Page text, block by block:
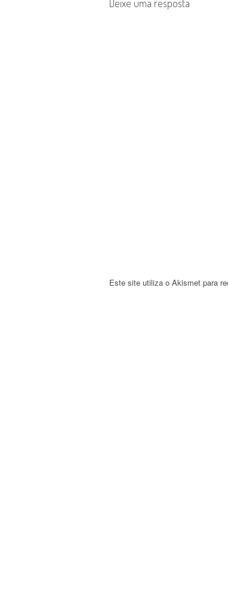
Deixe uma resposta
Este site utiliza o Akismet para